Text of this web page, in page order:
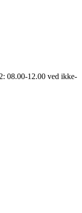
08.00-12.00 ved ikke-